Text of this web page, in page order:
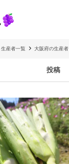
生産者一覧 大阪府の生産者
投稿